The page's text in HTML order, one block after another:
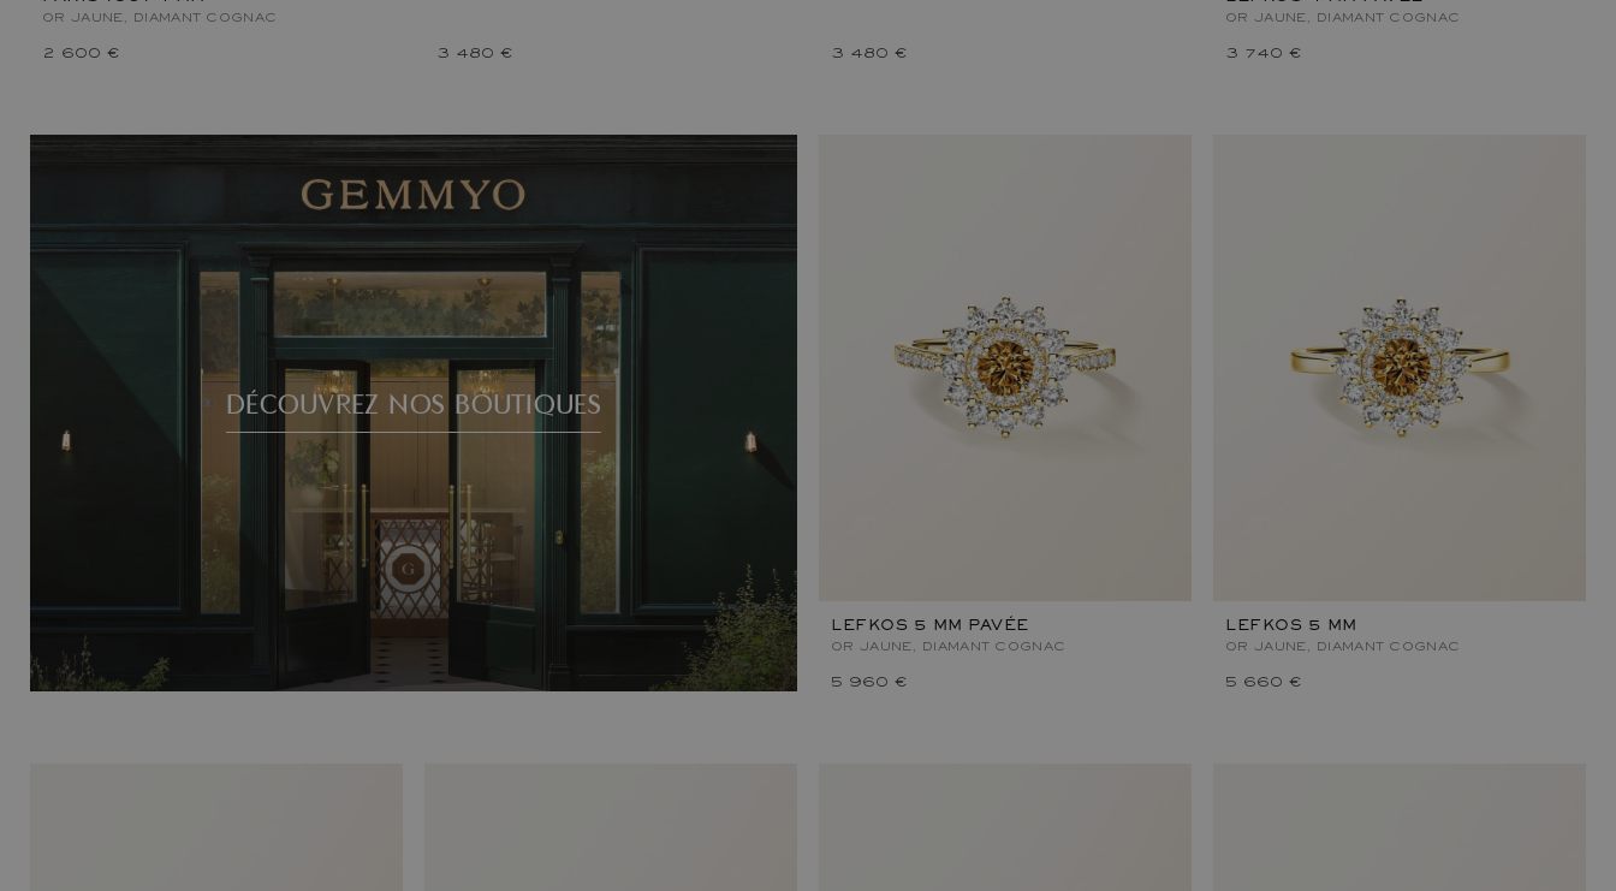
OR JAUNE, DIAMANT COGNAC
2 600 € 3 480 € 3 480 €
OR JAUNE, DIAMANT COGNAC
3 740 €
DÉCOUVREZ NOS BOUTIQUES
LEFKOS 5 MM PAVÉE
OR JAUNE, DIAMANT COGNAC
5 960 €
LEFKOS 5 MM
OR JAUNE, DIAMANT COGNAC
5 660 €